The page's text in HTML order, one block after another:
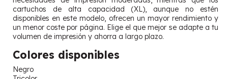
cartuchos de alta capacidad (XL), aunque no estén
disponibles en este modelo, ofrecen un mayor rendimiento y
un menor coste por página. Elige el que mejor se adapte a tu
volumen de impresión y ahorra a largo plazo.
Colores disponibles
Negro